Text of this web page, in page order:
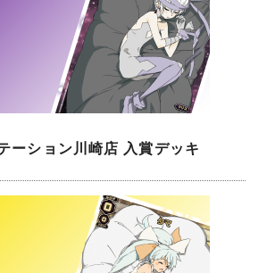
ーション川崎店 入賞デッキ